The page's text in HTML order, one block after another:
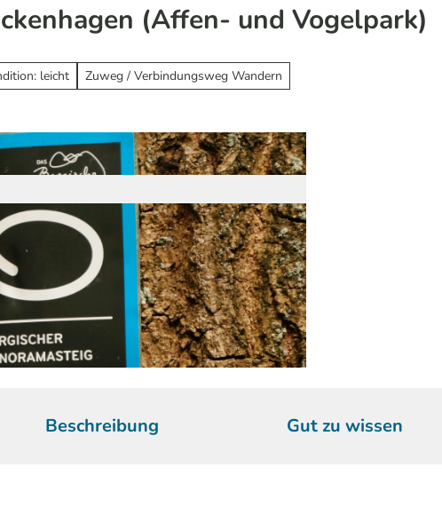
(Affen- und Vogelpark)
leicht Zuweg / Verbindungsweg Wandern
Beschreibung Gut zu wissen